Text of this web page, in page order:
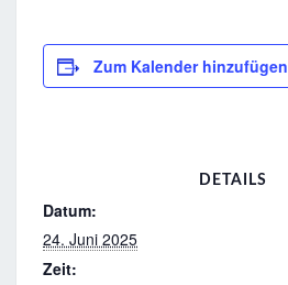
Zum Kalender hinzufügen
DETAILS
Datum:
24. Juni 2025
Zeit: